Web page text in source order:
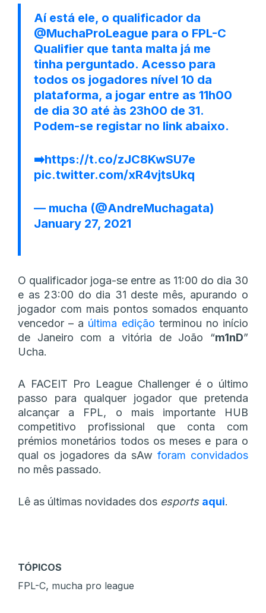
Aí está ele, o qualificador da
@MuchaProLeague para o FPL-C
Qualifier que tanta malta já me
tinha perguntado. Acesso para
todos os jogadores nível 10 da
plataforma, a jogar entre as 11h00
de dia 30 até às 23h00 de 31.
Podem-se registar no link abaixo.
➡️https://t.co/zJC8KwSU7e
pic.twitter.com/xR4vjtsUkq
— mucha (@AndreMuchagata)
January 27, 2021
O qualificador joga-se entre as 11:00 do dia 30
e as 23:00 do dia 31 deste mês, apurando o
jogador com mais pontos somados enquanto
vencedor – a última edição terminou no início
de Janeiro com a vitória de João “m1nD”
Ucha.
A FACEIT Pro League Challenger é o último
passo para qualquer jogador que pretenda
alcançar a FPL, o mais importante HUB
competitivo profissional que conta com
prémios monetários todos os meses e para o
qual os jogadores da sAw foram convidados
no mês passado.
Lê as últimas novidades dos esports aqui.
TÓPICOS
FPL-C, mucha pro league